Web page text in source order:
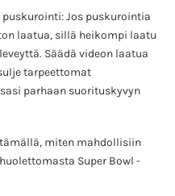
Jos puskurointia
laatua, sillä heikompi laatu
Säädä videon laatua
tarpeettomat
parhaan suorituskyvyn
miten mahdollisiin
Super Bowl -